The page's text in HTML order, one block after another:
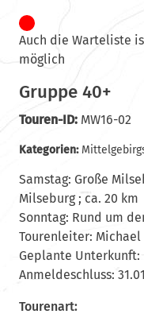
Auch die Warteliste
möglich
Gruppe 40+
Touren-ID:MW16-02
Kategorien:
Samstag: Große
Milseburg ; ca. 20 km
Sonntag: Rund um
Tourenleiter: Michael
Geplante
Anmeldeschluss:
Tourenart: